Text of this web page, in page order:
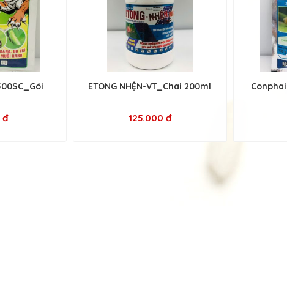
đ
ETONG NHỆN-VT_Chai 200ml
125.000 đ